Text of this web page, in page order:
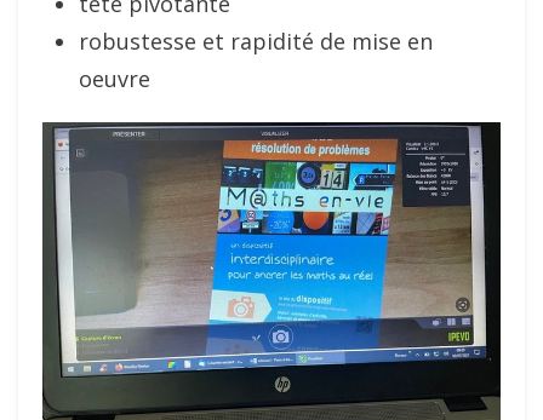
robustesse et rapidité de mise en
oeuvre